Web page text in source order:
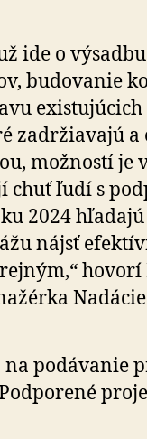
ide o
bu­do­va­nie
zadržia­vajú a
možností je
chuť ľudí s
2024
nájsť
na podávanie